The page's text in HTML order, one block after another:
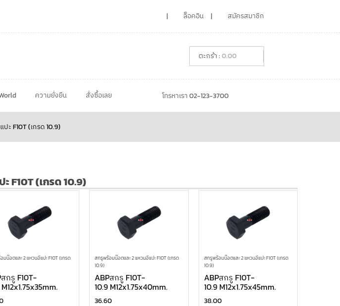
ล็อคอิน สมัครสมาชิก
0.00
ความยั่งยืน สั่งซื้อเลย โทรหาเรา 02-123-3700
ะ F10T (เกรด 10.9)
F10T (เกรด 10.9)
มน๊อตและ 2 แหวนอีแปะ F10T (เกรด
กรู F10T-
สกรูพร้อมน๊อตและ 2 แหวนอีแปะ F10T (เกรด
10.9)
ABPสกรู F10T-
10.9 M12x1.75x40mm.
36.60
สกรูพร้อมน๊อตและ 2 แหวนอีแปะ F10T (เกรด
10.9)
ABPสกรู F10T-
10.9 M12x1.75x45mm.
38.00